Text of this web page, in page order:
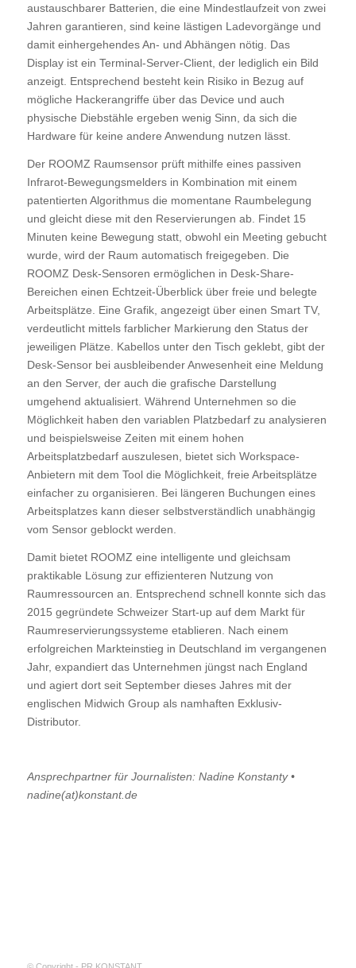
austauschbarer Batterien, die eine Mindestlaufzeit von zwei
Jahren garantieren, sind keine lästigen Ladevorgänge und
damit einhergehendes An- und Abhängen nötig. Das
Display ist ein Terminal-Server-Client, der lediglich ein Bild
anzeigt. Entsprechend besteht kein Risiko in Bezug auf
mögliche Hackerangriffe über das Device und auch
physische Diebstähle ergeben wenig Sinn, da sich die
Hardware für keine andere Anwendung nutzen lässt.
Der ROOMZ Raumsensor prüft mithilfe eines passiven
Infrarot-Bewegungsmelders in Kombination mit einem
patentierten Algorithmus die momentane Raumbelegung
und gleicht diese mit den Reservierungen ab. Findet 15
Minuten keine Bewegung statt, obwohl ein Meeting gebucht
wurde, wird der Raum automatisch freigegeben. Die
ROOMZ Desk-Sensoren ermöglichen in Desk-Share-
Bereichen einen Echtzeit-Überblick über freie und belegte
Arbeitsplätze. Eine Grafik, angezeigt über einen Smart TV,
verdeutlicht mittels farblicher Markierung den Status der
jeweiligen Plätze. Kabellos unter den Tisch geklebt, gibt der
Desk-Sensor bei ausbleibender Anwesenheit eine Meldung
an den Server, der auch die grafische Darstellung
umgehend aktualisiert. Während Unternehmen so die
Möglichkeit haben den variablen Platzbedarf zu analysieren
und beispielsweise Zeiten mit einem hohen
Arbeitsplatzbedarf auszulesen, bietet sich Workspace-
Anbietern mit dem Tool die Möglichkeit, freie Arbeitsplätze
einfacher zu organisieren. Bei längeren Buchungen eines
Arbeitsplatzes kann dieser selbstverständlich unabhängig
vom Sensor geblockt werden.
Damit bietet ROOMZ eine intelligente und gleichsam
praktikable Lösung zur effizienteren Nutzung von
Raumressourcen an. Entsprechend schnell konnte sich das
2015 gegründete Schweizer Start-up auf dem Markt für
Raumreservierungssysteme etablieren. Nach einem
erfolgreichen Markteinstieg in Deutschland im vergangenen
Jahr, expandiert das Unternehmen jüngst nach England
und agiert dort seit September dieses Jahres mit der
englischen Midwich Group als namhaften Exklusiv-
Distributor.
Ansprechpartner für Journalisten: Nadine Konstanty •
nadine(at)konstant.de